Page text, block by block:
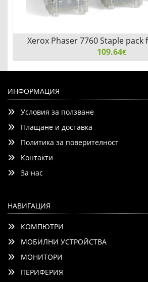
Xerox Phaser 7760 Staple pack
finisher
109.64€
ИНФОРМАЦИЯ
Условия за ползване
Плащане и доставка
Политика за поверителност
Контакти
За нас
НАВИГАЦИЯ
КОМПЮТРИ
МОБИЛНИ УСТРОЙСТВА
МОНИТОРИ
ПЕРИФЕРИЯ